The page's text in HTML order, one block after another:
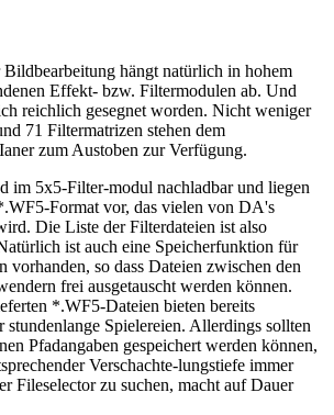
hängt natürlich in hohem
Effekt- bzw. Filtermodulen ab. Und
reichlich gesegnet worden. Nicht weniger
71 Filtermatrizen stehen dem
zum Austoben zur Verfügung.
im 5x5-Filter-modul nachladbar und liegen
Format vor, das vielen von DA's
Die Liste der Filterdateien ist also
ist auch eine Speicherfunktion für
vorhanden, so dass Dateien zwischen den
frei ausgetauscht werden können.
*.WF5-Dateien bieten bereits
stundenlange Spielereien. Allerdings sollten
Pfadangaben gespeichert werden können,
Verschachte-lungstiefe immer
Fileselector zu suchen, macht auf Dauer